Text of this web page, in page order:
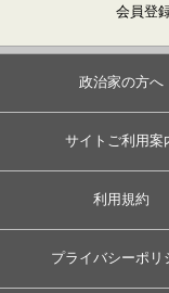
会員登
政治家の方へ
サイトご利用案
利用規約
プライバシーポリ